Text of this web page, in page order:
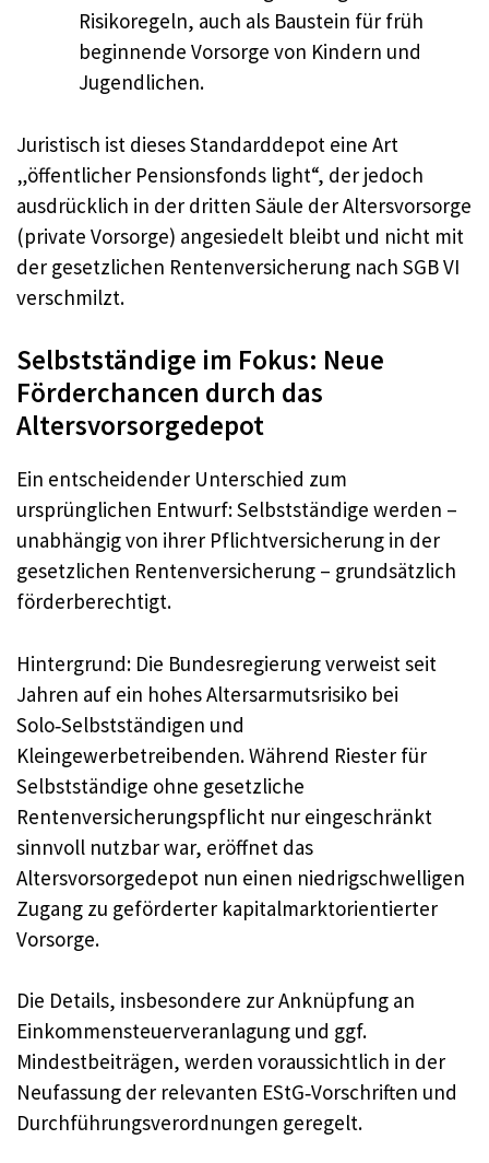
Risikoregeln, auch als Baustein für früh
beginnende Vorsorge von Kindern und
Jugendlichen.
Juristisch ist dieses Standarddepot eine Art
„öffentlicher Pensionsfonds light“, der jedoch
ausdrücklich in der dritten Säule der Altersvorsorge
(private Vorsorge) angesiedelt bleibt und nicht mit
der gesetzlichen Rentenversicherung nach SGB VI
verschmilzt.
Selbstständige im Fokus: Neue
Förderchancen durch das
Altersvorsorgedepot
Ein entscheidender Unterschied zum
ursprünglichen Entwurf: Selbstständige werden –
unabhängig von ihrer Pflichtversicherung in der
gesetzlichen Rentenversicherung – grundsätzlich
förderberechtigt.
Hintergrund: Die Bundesregierung verweist seit
Jahren auf ein hohes Altersarmutsrisiko bei
Solo‑Selbstständigen und
Kleingewerbetreibenden. Während Riester für
Selbstständige ohne gesetzliche
Rentenversicherungspflicht nur eingeschränkt
sinnvoll nutzbar war, eröffnet das
Altersvorsorgedepot nun einen niedrigschwelligen
Zugang zu geförderter kapitalmarktorientierter
Vorsorge.
Die Details, insbesondere zur Anknüpfung an
Einkommensteuerveranlagung und ggf.
Mindestbeiträgen, werden voraussichtlich in der
Neufassung der relevanten EStG‑Vorschriften und
Durchführungsverordnungen geregelt.